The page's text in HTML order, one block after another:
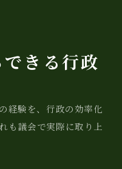
きる行政
経験を、行政の効率化
も議会で実際に取り上